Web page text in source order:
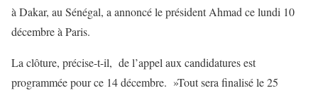
à Dakar, au Sénégal, a annoncé le président Ahmad ce lundi 10
décembre à Paris.
La clôture, précise-t-il, de l’appel aux candidatures est
programmée pour ce 14 décembre. »Tout sera finalisé le 25